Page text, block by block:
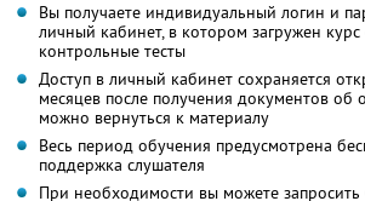
Вы получаете индивидуальный логин и
личный кабинет, в котором загружен
контрольные тесты
Доступ в личный кабинет сохраняется
месяцев после получения документов об
можно вернуться к материалу
Весь период обучения предусмотрена
поддержка слушателя
При необходимости вы можете запросить